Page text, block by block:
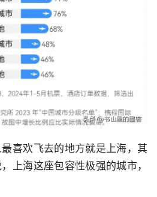
喜欢飞去的地方就是上海，其
上海这座包容性极强的城市，